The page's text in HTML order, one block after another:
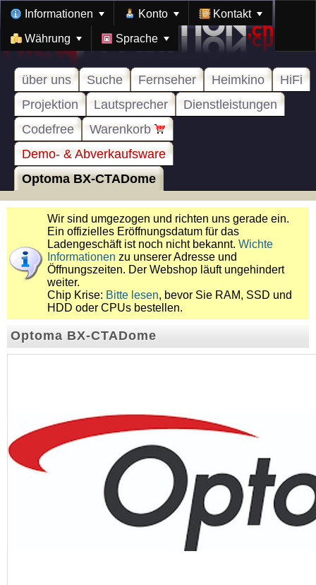
Informationen Konto Kontakt
Währung Sprache
über uns Suche Fernseher Heimkino
HiFi
Projektion
Lautsprecher
Dienstleistungen
Codefree
Warenkorb
Demo- & Abverkaufsware
Optoma BX-CTADome
Wir sind umgezogen und richten uns gerade ein.
Ein offizielles Eröffnungsdatum für das
Ladengeschäft ist noch nicht bekannt. Wichte
Informationen zu unserer Adresse und
Öffnungszeiten. Der Webshop läuft ungehindert
weiter.
Chip Krise: Bitte lesen, bevor Sie RAM, SSD und
HDD oder CPUs bestellen.
Optoma BX-CTADome